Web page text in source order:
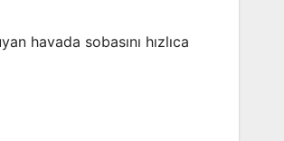
havada sobasını hızlıca